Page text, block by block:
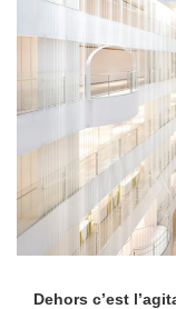
Dehors c’est